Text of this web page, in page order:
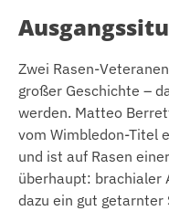
Zwei Rasen-
großer Geschichte –
werden. Matteo
vom Wimbledon-Titel
und ist auf Rasen
überhaupt: brachialer
dazu ein gut getarnter